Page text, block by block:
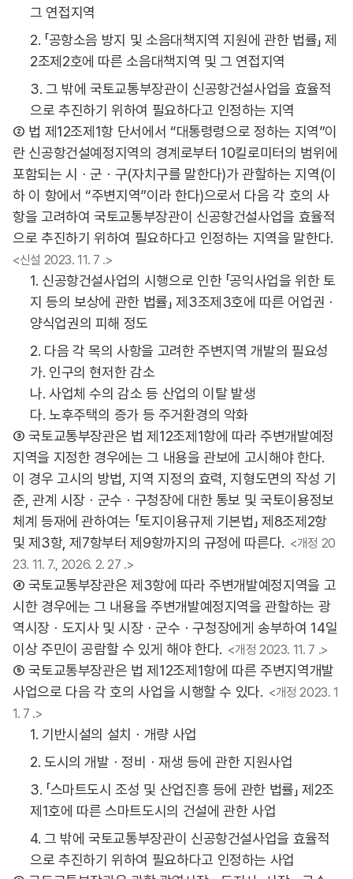
그 연접지역
2. 「공항소음 방지 및 소음대책지역 지원에 관한 법률」 제
2조제2호에 따른 소음대책지역 및 그 연접지역
3. 그 밖에 국토교통부장관이 신공항건설사업을 효율적
으로 추진하기 위하여 필요하다고 인정하는 지역
② 법 제12조제1항 단서에서 “대통령령으로 정하는 지역”이
란 신공항건설예정지역의 경계로부터 10킬로미터의 범위에
포함되는 시ㆍ군ㆍ구(자치구를 말한다)가 관할하는 지역(이
하 이 항에서 “주변지역”이라 한다)으로서 다음 각 호의 사
항을 고려하여 국토교통부장관이 신공항건설사업을 효율적
으로 추진하기 위하여 필요하다고 인정하는 지역을 말한다.
<신설 2023. 11. 7 .>
1. 신공항건설사업의 시행으로 인한 「공익사업을 위한 토
지 등의 보상에 관한 법률」 제3조제3호에 따른 어업권ㆍ
양식업권의 피해 정도
2. 다음 각 목의 사항을 고려한 주변지역 개발의 필요성
가. 인구의 현저한 감소
나. 사업체 수의 감소 등 산업의 이탈 발생
다. 노후주택의 증가 등 주거환경의 악화
③ 국토교통부장관은 법 제12조제1항에 따라 주변개발예정
지역을 지정한 경우에는 그 내용을 관보에 고시해야 한다.
이 경우 고시의 방법, 지역 지정의 효력, 지형도면의 작성 기
준, 관계 시장ㆍ군수ㆍ구청장에 대한 통보 및 국토이용정보
체계 등재에 관하여는 「토지이용규제 기본법」 제8조제2항
및 제3항, 제7항부터 제9항까지의 규정에 따른다. <개정 20
23. 11. 7., 2026. 2. 27 .>
④ 국토교통부장관은 제3항에 따라 주변개발예정지역을 고
시한 경우에는 그 내용을 주변개발예정지역을 관할하는 광
역시장ㆍ도지사 및 시장ㆍ군수ㆍ구청장에게 송부하여 14일
이상 주민이 공람할 수 있게 해야 한다. <개정 2023. 11. 7 .>
⑤ 국토교통부장관은 법 제12조제1항에 따른 주변지역개발
사업으로 다음 각 호의 사업을 시행할 수 있다. <개정 2023. 1
1. 7 .>
1. 기반시설의 설치ㆍ개량 사업
2. 도시의 개발ㆍ정비ㆍ재생 등에 관한 지원사업
3. 「스마트도시 조성 및 산업진흥 등에 관한 법률」 제2조
제1호에 따른 스마트도시의 건설에 관한 사업
4. 그 밖에 국토교통부장관이 신공항건설사업을 효율적
으로 추진하기 위하여 필요하다고 인정하는 사업